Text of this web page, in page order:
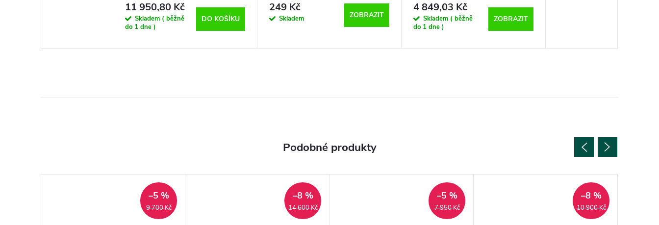
11 950,80 Kč
Skladem ( běžně
do 1 dne )
DO KOŠÍKU
249 Kč
Skladem ZOBRAZIT
4 849,03 Kč
Skladem ( běžně
do 1 dne )
ZOBRAZIT
9 700 Kč
–5 %
14 600 Kč
–8 %
7 950 Kč
–5 %
10 900 Kč
–8 %